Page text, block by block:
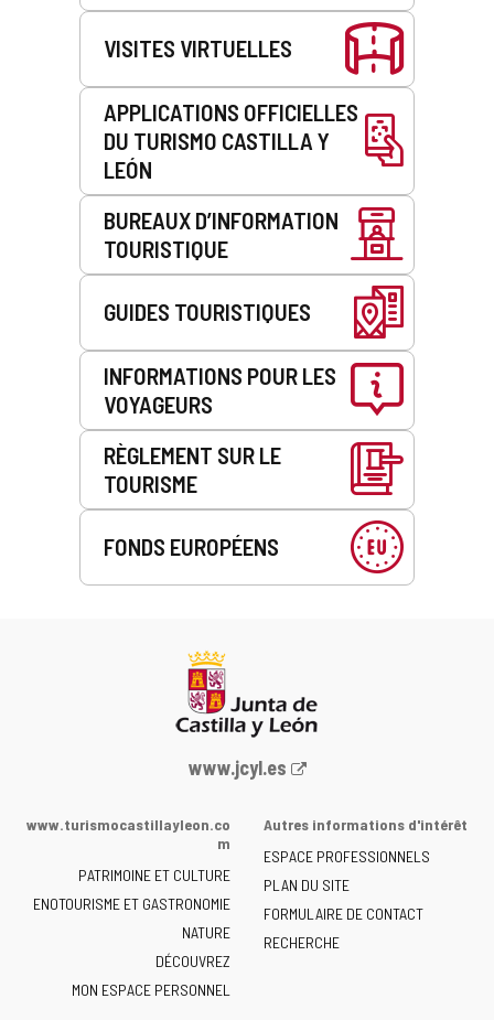
VISITES VIRTUELLES
APPLICATIONS OFFICIELLES
DU TURISMO CASTILLA Y
LEÓN
BUREAUX D’INFORMATION
TOURISTIQUE
GUIDES TOURISTIQUES
INFORMATIONS POUR LES
VOYAGEURS
RÈGLEMENT SUR LE
TOURISME
FONDS EUROPÉENS
Portail
la
de
Castilla
y
León
-
www.jcyl.es
www.turismocastillayleon.co
m
PATRIMOINE ET CULTURE
ENOTOURISME ET GASTRONOMIE
NATURE
DÉCOUVREZ
MON ESPACE PERSONNEL
Autres informations d'intérêt
ESPACE PROFESSIONNELS
PLAN DU SITE
FORMULAIRE DE CONTACT
RECHERCHE